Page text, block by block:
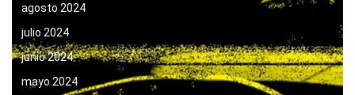
agosto 2024
julio 2024
junio 2024
mayo 2024